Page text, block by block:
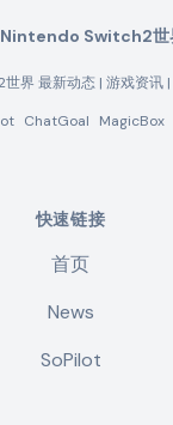
Nintendo Switch2世
界 最新动态 | 游戏资讯
ChatGoal MagicBox
快速链接
首页
News
SoPilot